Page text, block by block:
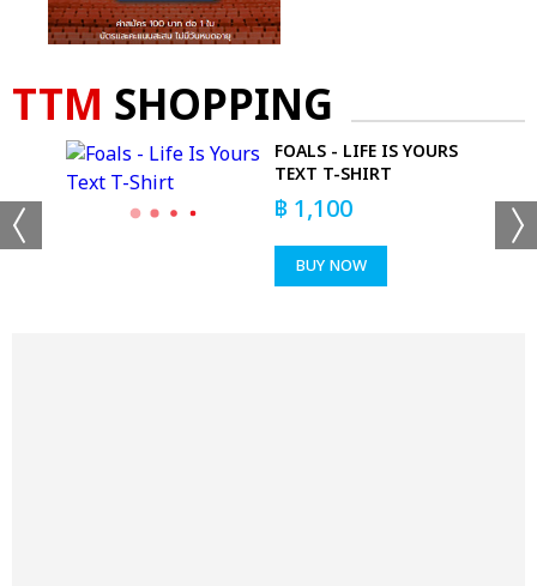
TTM SHOPPING
FOALS - LIFE IS YOURS
TEXT T-SHIRT
฿ 1,100
BUY NOW